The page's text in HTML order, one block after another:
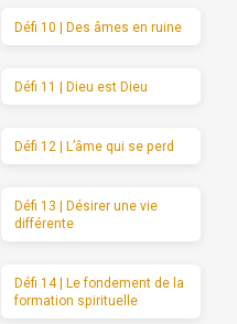
Défi 10 | Des âmes en ruine
Défi 11 | Dieu est Dieu
Défi 12 | L’âme qui se perd
Défi 13 | Désirer une vie
différente
Défi 14 | Le fondement de la
formation spirituelle